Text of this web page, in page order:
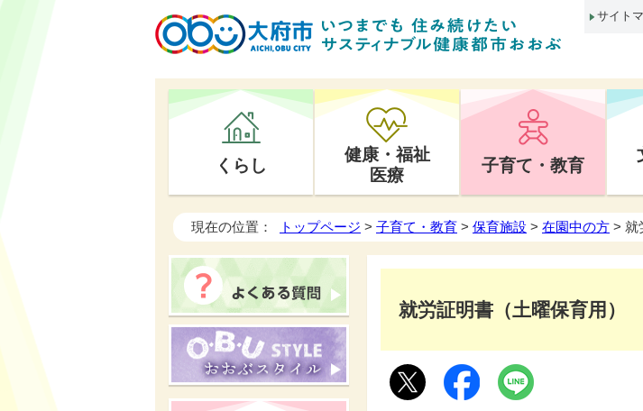
サイト
くらし
健康・福祉
医療
子育て・教育
現在の位置： トップページ > 子育て・教育 > 保育施設 > 在園中の方 > 就
就労証明書（土曜保育用）